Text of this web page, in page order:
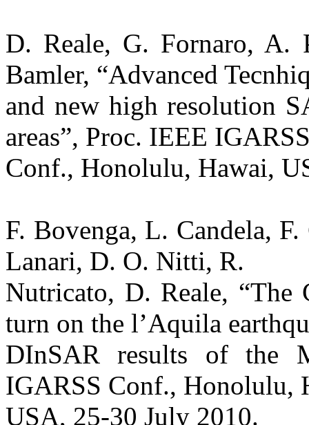
D. Reale, G. Fornaro,
Bamler, “Advanced
and new high resolution
areas”, Proc. IEEE
Conf., Honolulu, Hawai,
F. Bovenga, L. Candela,
Lanari, D. O. Nitti, R.
Nutricato, D. Reale,
turn on the l’Aquila
DInSAR results of the
IGARSS Conf., Honolulu,
USA, 25-30 July 2010.